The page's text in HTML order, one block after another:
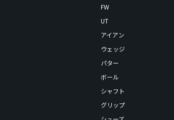
FW
UT
アイアン
ウェッジ
パター
ボール
シャフト
グリップ